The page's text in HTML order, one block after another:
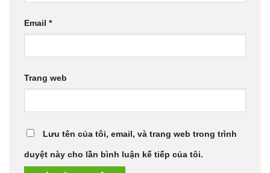
Email *
Trang web
Lưu tên của tôi, email, và trang web trong trình
duyệt này cho lần bình luận kế tiếp của tôi.